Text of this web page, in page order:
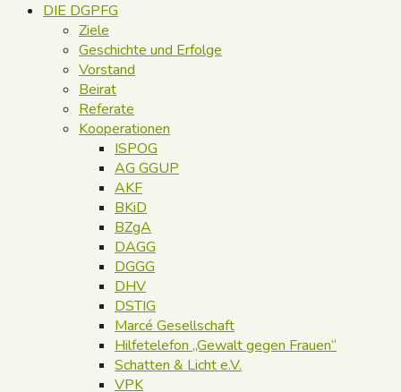
DIE DGPFG
Ziele
Geschichte und Erfolge
Vorstand
Beirat
Referate
Kooperationen
ISPOG
AG GGUP
AKF
BKiD
BZgA
DAGG
DGGG
DHV
DSTIG
Marcé Gesellschaft
Hilfetelefon „Gewalt gegen Frauen“
Schatten & Licht e.V.
VPK